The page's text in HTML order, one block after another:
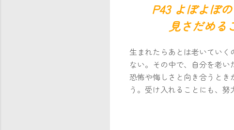
P43 よぼよぼ
見さだめる
生まれたらあとは老いてい
ない。その中で、自分を老
恐怖や悔しさと向き合うと
う。受け入れることにも、努